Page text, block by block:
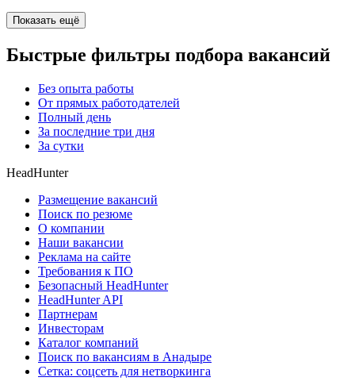
Показать ещё
Быстрые фильтры подбора вакансий
Без опыта работы
От прямых работодателей
Полный день
За последние три дня
За сутки
HeadHunter
Размещение вакансий
Поиск по резюме
О компании
Наши вакансии
Реклама на сайте
Требования к ПО
Безопасный HeadHunter
HeadHunter API
Партнерам
Инвесторам
Каталог компаний
Поиск по вакансиям в Анадыре
Сетка: соцсеть для нетворкинга